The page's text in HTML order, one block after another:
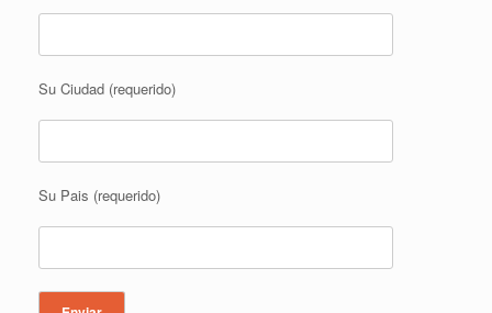
Su Ciudad (requerido)
Su Pais (requerido)